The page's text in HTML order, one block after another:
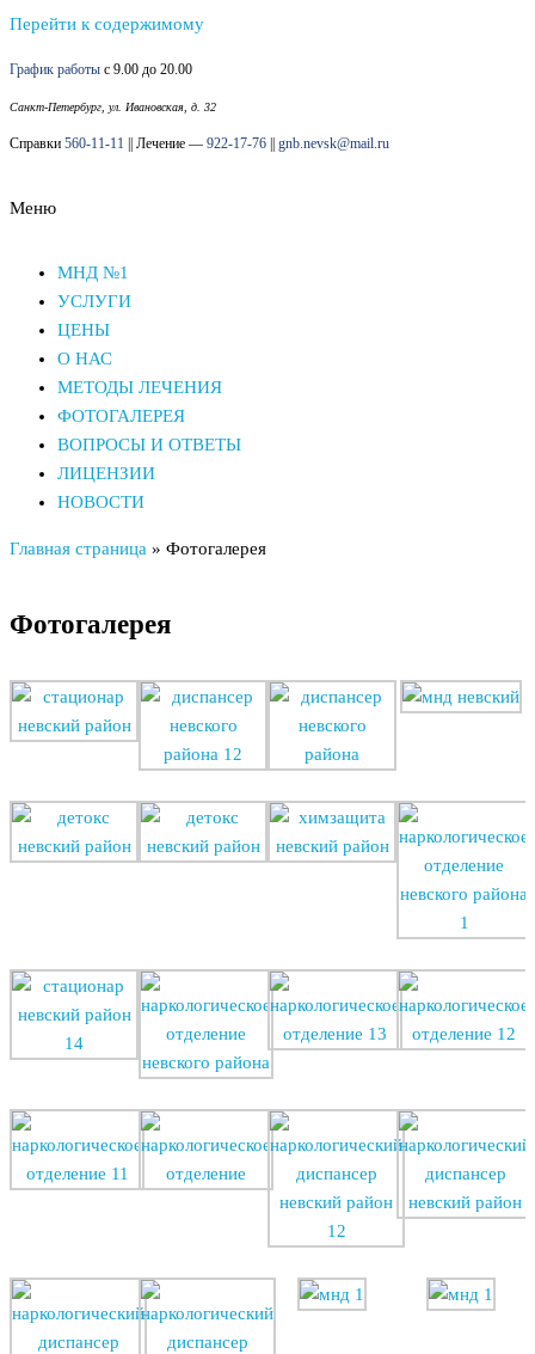
Перейти к содержимому
График работы с 9.00 до 20.00
Санкт-Петербург, ул. Ивановская, д. 32
Справки 560-11-11 || Лечение — 922-17-76 gnb.nevsk@mail.ru
Меню
МНД №1
УСЛУГИ
ЦЕНЫ
О НАС
МЕТОДЫ ЛЕЧЕНИЯ
ФОТОГАЛЕРЕЯ
ВОПРОСЫ И ОТВЕТЫ
ЛИЦЕНЗИИ
НОВОСТИ
Главная страница » Фотогалерея
Фотогалерея